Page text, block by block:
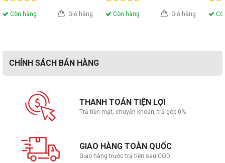
Còn hàng Giỏ hàng Còn hàng Giỏ hàng
CHÍNH SÁCH BÁN HÀNG
THANH TOÁN TIỆN LỢI
Trả tiền mặt, chuyển khoản, trả góp 0%
GIAO HÀNG TOÀN QUỐC
Giao hàng trước trả tiền sau COD